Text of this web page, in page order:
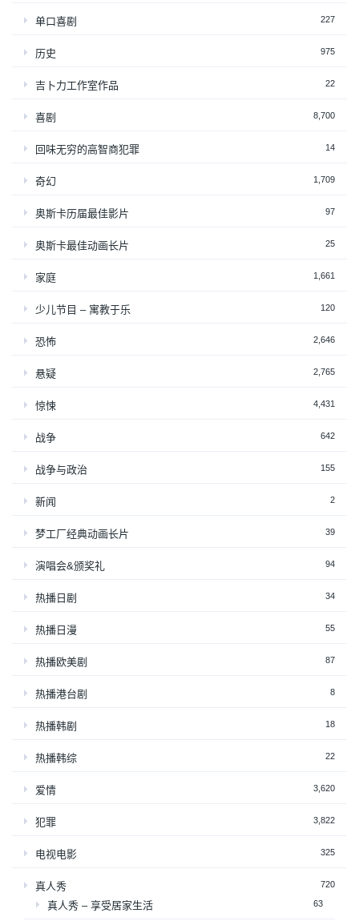
单口喜剧 227
历史 975
吉卜力工作室作品 22
喜剧 8,700
回味无穷的高智商犯罪 14
奇幻 1,709
奥斯卡历届最佳影片 97
奥斯卡最佳动画长片 25
家庭 1,661
少儿节目 – 寓教于乐 120
恐怖 2,646
悬疑 2,765
惊悚 4,431
战争 642
战争与政治 155
新闻 2
梦工厂经典动画长片 39
演唱会&颁奖礼 94
热播日剧 34
热播日漫 55
热播欧美剧 87
热播港台剧 8
热播韩剧 18
热播韩综 22
爱情 3,620
犯罪 3,822
电视电影 325
真人秀 720
真人秀 – 享受居家生活 63